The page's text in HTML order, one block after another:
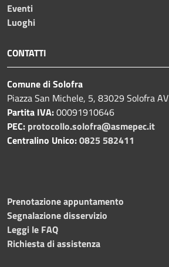
Eventi
Luoghi
CONTATTI
Comune di Solofra
Piazza San Michele, 5, 83029 Solofra AV
Partita IVA:00091910646
PEC: protocollo.solofra@asmepec.it
Centralino Unico:0825 582411
Prenotazione appuntamento
Segnalazione disservizio
Leggi le FAQ
Richiesta di assistenza